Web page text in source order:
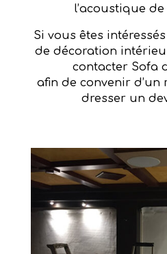
l’acoustique
Si vous êtes
de décoration
contacter Sofa
afin de convenir d’un
dresser un